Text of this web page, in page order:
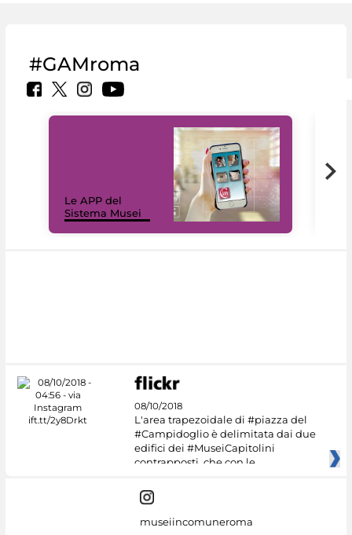
#GAMroma
Le APP del
Sistema Musei
08/10/2018
L'area trapezoidale di #piazza del
#Campidoglio è delimitata dai due
edifici dei #MuseiCapitolini
contrapposti, che con le
museiincomuneroma